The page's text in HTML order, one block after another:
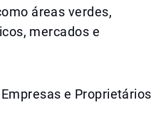
áreas verdes,
mercados e
e Proprietários